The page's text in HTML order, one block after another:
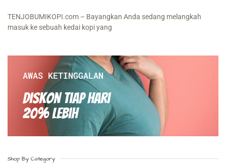
TENJOBUMIKOPI.com – Bayangkan Anda sedang melangkah
masuk ke sebuah kedai kopi yang
AWAS KETINGGALAN
Diskon Tiap hari
20% Lebih
Shop By Category